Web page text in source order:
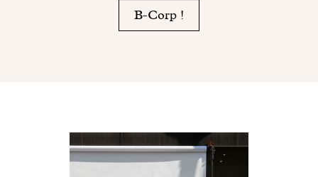
B-Corp !